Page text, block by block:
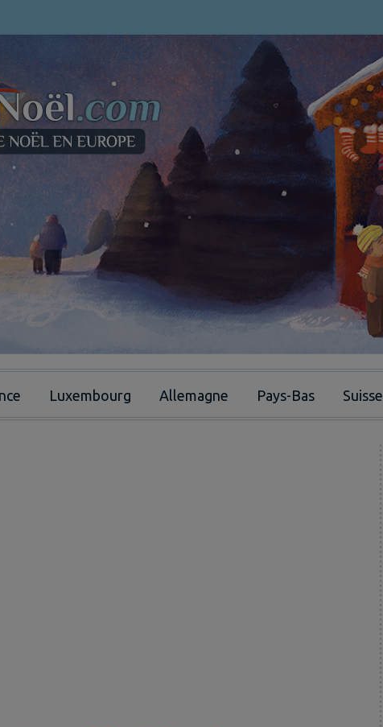
Luxembourg Allemagne Pays-Bas Suisse